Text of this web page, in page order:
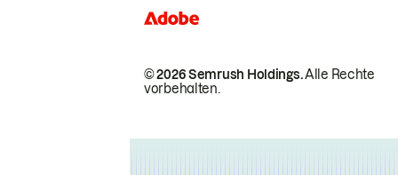
© 2026 Semrush Holdings.Alle Rechte
vorbehalten.